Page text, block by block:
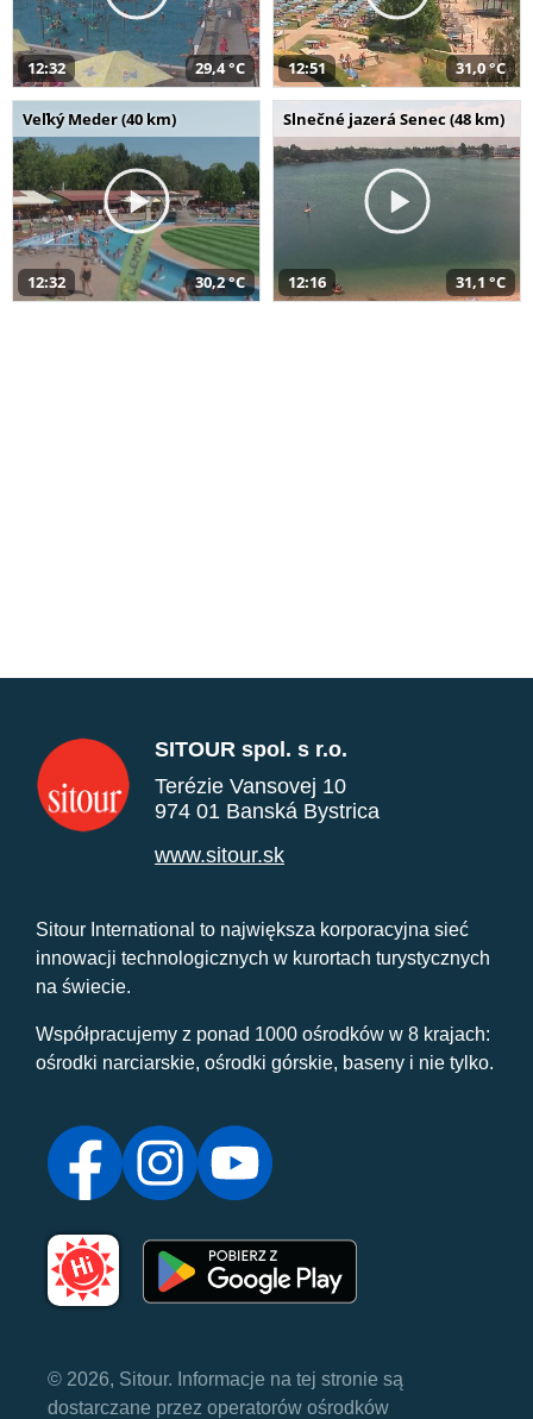
12:32 29,4 °C 12:51 31,0 °C
Veľký Meder (40 km)
12:32 30,2 °C
Slnečné jazerá Senec (48 km)
12:16 31,1 °C
SITOUR spol. s r.o.
Terézie Vansovej 10
974 01 Banská Bystrica
www.sitour.sk
Sitour International to największa korporacyjna sieć
innowacji technologicznych w kurortach turystycznych
na świecie.
Współpracujemy z ponad 1000 ośrodków w 8 krajach:
ośrodki narciarskie, ośrodki górskie, baseny i nie tylko.
© 2026, Sitour. Informacje na tej stronie są
dostarczane przez operatorów ośrodków